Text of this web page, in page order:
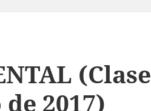
(Clase
2017)